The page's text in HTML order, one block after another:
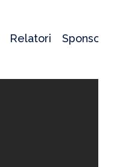
Relatori Sponsor